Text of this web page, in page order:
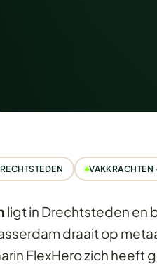
ligt in Drechtsteden en
draait op
FlexHero zich heeft